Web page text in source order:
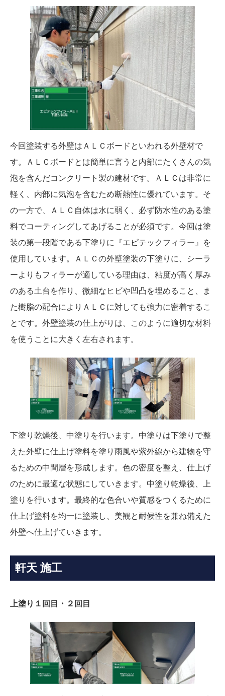
今回塗装する外壁はＡＬＣボードといわれる外壁材で
す。ＡＬＣボードとは簡単に言うと内部にたくさんの気
泡を含んだコンクリート製の建材です。ＡＬＣは非常に
軽く、内部に気泡を含むため断熱性に優れています。そ
の一方で、ＡＬＣ自体は水に弱く、必ず防水性のある塗
料でコーティングしてあげることが必須です。今回は塗
装の第一段階である下塗りに『エピテックフィラー』を
使用しています。ＡＬＣの外壁塗装の下塗りに、シーラ
ーよりもフィラーが適している理由は、粘度が高く厚み
のある土台を作り、微細なヒビや凹凸を埋めること、ま
た樹脂の配合によりＡＬＣに対しても強力に密着するこ
とです。外壁塗装の仕上がりは、このように適切な材料
を使うことに大きく左右されます。
下塗り乾燥後、中塗りを行います。中塗りは下塗りで整
えた外壁に仕上げ塗料を塗り雨風や紫外線から建物を守
るための中間層を形成します。色の密度を整え、仕上げ
のために最適な状態にしていきます。中塗り乾燥後、上
塗りを行います。最終的な色合いや質感をつくるために
仕上げ塗料を均一に塗装し、美観と耐候性を兼ね備えた
外壁へ仕上げていきます。
軒天 施工
上塗り１回目・２回目